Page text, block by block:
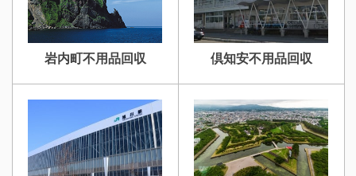
岩内町不用品回収 倶知安不用品回収